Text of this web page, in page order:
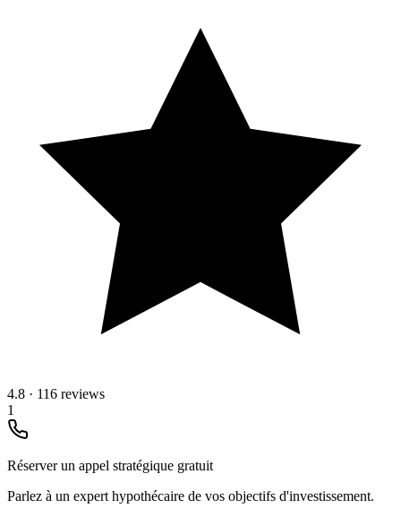
4.8 · 116 reviews
1
Réserver un appel stratégique gratuit
Parlez à un expert hypothécaire de vos objectifs d'investissement.